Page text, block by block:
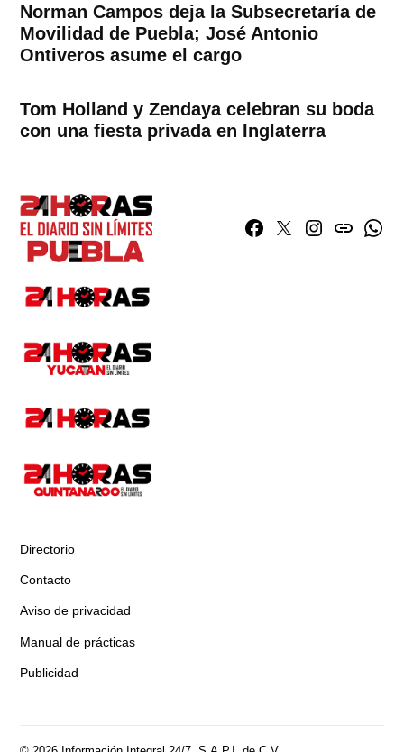
Norman Campos deja la Subsecretaría de
Movilidad de Puebla; José Antonio
Ontiveros asume el cargo
Tom Holland y Zendaya celebran su boda
con una fiesta privada en Inglaterra
Facebook
TwitterInstagram
issuu
Directorio
Contacto
Aviso de privacidad
Manual de prácticas
Publicidad